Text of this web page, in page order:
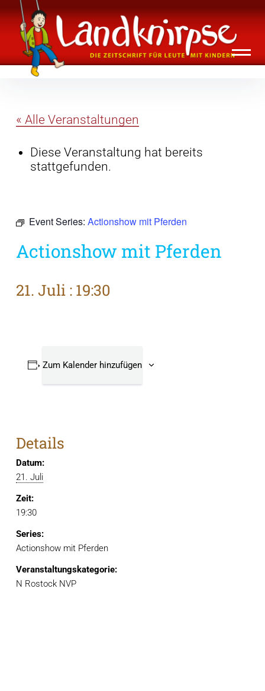
Inhalte
überspringen
Landknirpse – Die Zeitschrift für Leute
mit Kindern
« Alle Veranstaltungen
Diese Veranstaltung hat bereits
stattgefunden.
Event Series: Actionshow mit Pferden
Actionshow mit Pferden
21. Juli : 19:30
Zum Kalender hinzufügen
Details
Datum:
21. Juli
Zeit:
19:30
Series:
Actionshow mit Pferden
Veranstaltungskategorie:
N Rostock NVP